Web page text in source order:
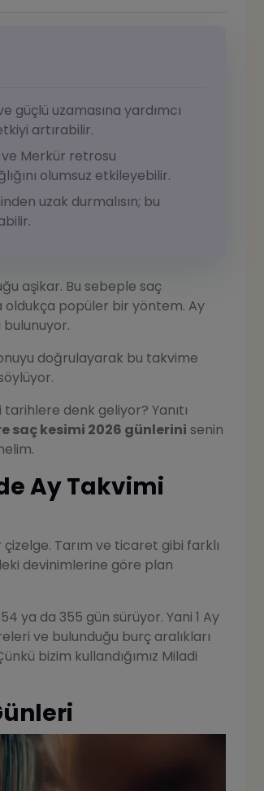
güçlü uzamasına yardımcı
artırabilir.
ve Merkür retrosu
olumsuz etkileyebilir.
uzak durmalısın; bu
aşikar. Bu sebeple saç
popüler bir yöntem. Ay
doğrulayarak bu takvime
tarihlere denk geliyor? Yanıtı
saç kesimi 2026 günlerini senin
Ay Takvimi
Tarım ve ticaret gibi farklı
devinimlerine göre plan
ya da 355 gün sürüyor. Yani 1 Ay
ve bulunduğu burç aralıkları
bizim kullandığımız Miladi